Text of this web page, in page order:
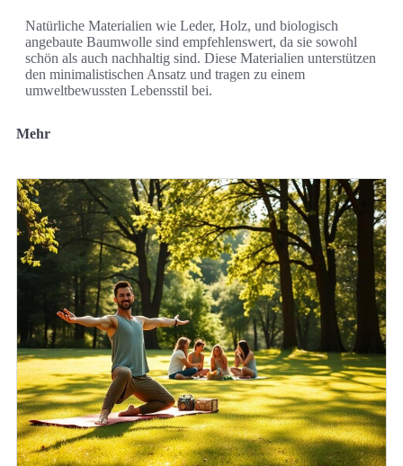
Natürliche Materialien wie Leder, Holz, und biologisch
angebaute Baumwolle sind empfehlenswert, da sie sowohl
schön als auch nachhaltig sind. Diese Materialien unterstützen
den minimalistischen Ansatz und tragen zu einem
umweltbewussten Lebensstil bei.
Mehr